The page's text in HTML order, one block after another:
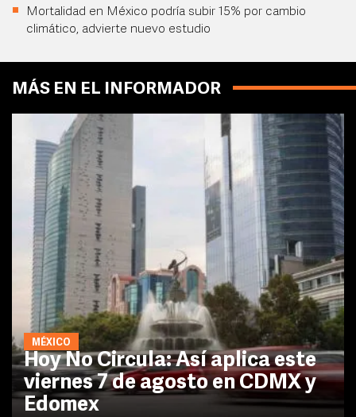
Mortalidad en México podría subir 15% por cambio
climático, advierte nuevo estudio
MÁS EN EL INFORMADOR
MÉXICO
Hoy No Circula: Así aplica este
viernes 7 de agosto en CDMX y
Edomex